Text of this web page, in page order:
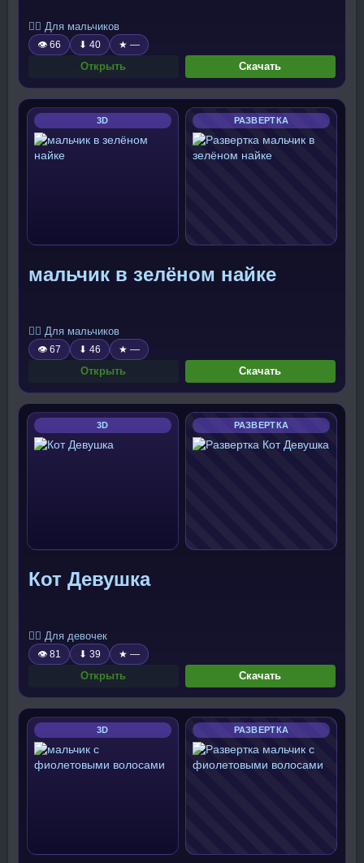
🧍‍♂️ Для мальчиков
👁 66 ⬇ 40 ★ —
Открыть Скачать
3D РАЗВЕРТКА
мальчик в зелёном найке
🧍‍♂️ Для мальчиков
👁 67 ⬇ 46 ★ —
Открыть Скачать
3D РАЗВЕРТКА
Кот Девушка
🧍‍♀️ Для девочек
👁 81 ⬇ 39 ★ —
Открыть Скачать
3D РАЗВЕРТКА